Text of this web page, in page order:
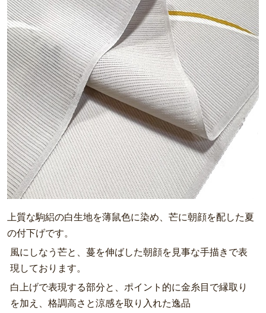
上質な駒絽の白生地を薄鼠色に染め、芒に朝顔を配した夏
の付下げです。
風にしなう芒と、蔓を伸ばした朝顔を見事な手描きで表
現しております。
白上げで表現する部分と、ポイント的に金糸目で縁取り
を加え、格調高さと涼感を取り入れた逸品